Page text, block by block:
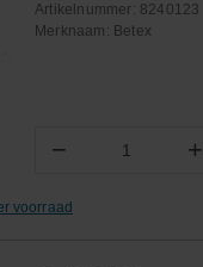
Artikelnummer: 8240123
Merknaam: Betex
− Aantal +
voorraad